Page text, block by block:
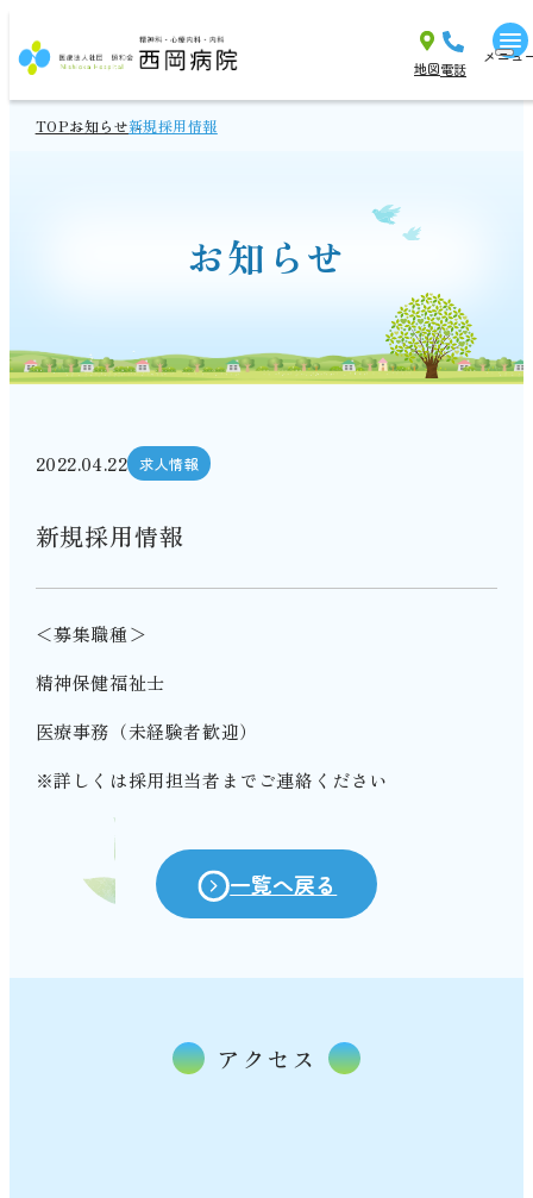
地図電話
メニュ
TOPお知らせ新規採用情報
お知らせ
2022.04.22 求人情報
新規採用情報
＜募集職種＞
精神保健福祉士
医療事務（未経験者歓迎）
※詳しくは採用担当者までご連絡ください
一覧へ戻る
アクセス